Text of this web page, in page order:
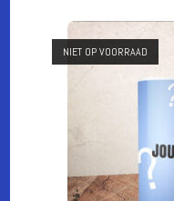
NIET OP VOORRAAD